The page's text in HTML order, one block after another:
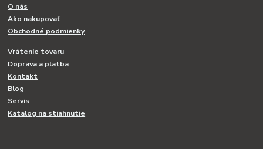
O nás
Ako nakupovať
Obchodné podmienky
Vrátenie tovaru
Doprava a platba
Kontakt
Blog
Servis
Katalog na stiahnutie